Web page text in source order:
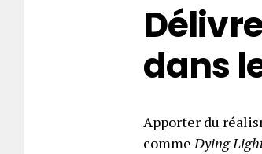
dans
Apporter du
commeDying